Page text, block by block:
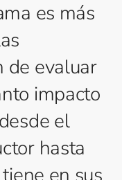
es más
de evaluar
impacto
el
hasta